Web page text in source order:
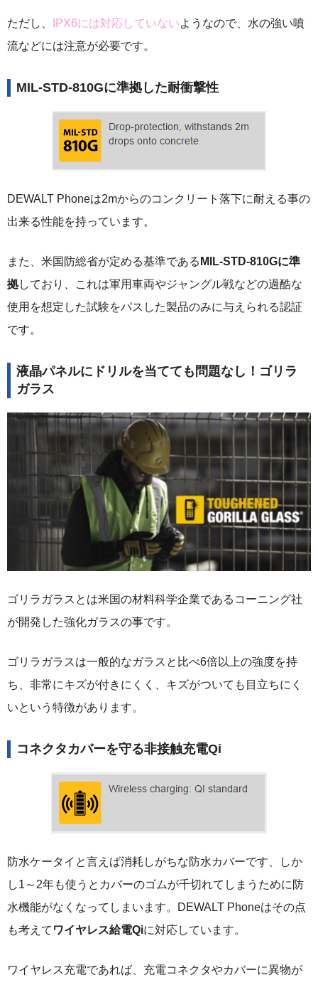
ただし、 IPX6には対応していないようなので、水の強い噴
流などには注意が必要です。
MIL-STD-810Gに準拠した耐衝撃性
DEWALT Phoneは2mからのコンクリート落下に耐える事の
出来る性能を持っています。
また、米国防総省が定める基準である MIL-STD-810Gに準
拠しており、これは軍用車両やジャングル戦などの過酷な
使用を想定した試験をパスした製品のみに与えられる認証
です。
液晶パネルにドリルを当てても問題なし！ゴリラ
ガラス
ゴリラガラスとは米国の材料科学企業であるコーニング社
が開発した強化ガラスの事です。
ゴリラガラスは一般的なガラスと比べ6倍以上の強度を持
ち、非常にキズが付きにくく、キズがついても目立ちにく
いという特徴があります。
コネクタカバーを守る非接触充電Qi
防水ケータイと言えば消耗しがちな防水カバーです、しか
し1～2年も使うとカバーのゴムが千切れてしまうために防
水機能がなくなってしまいます。DEWALT Phoneはその点
も考えて ワイヤレス給電Qiに対応しています。
ワイヤレス充電であれば、充電コネクタやカバーに異物が